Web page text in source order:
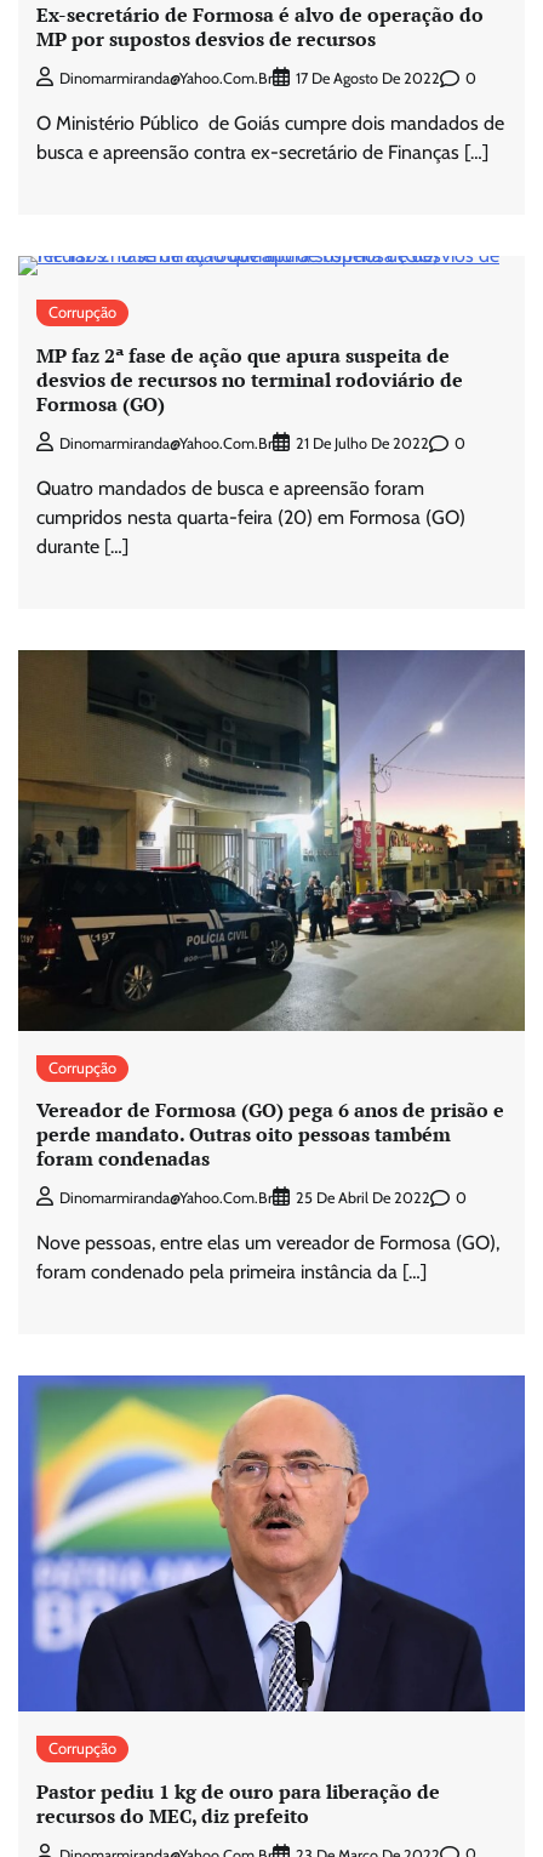
Ex-secretário de Formosa é alvo de operação do
MP por supostos desvios de recursos
Dinomarmiranda@yahoo.com.br 17 De Agosto De 2022 0
O Ministério Público de Goiás cumpre dois mandados de
busca e apreensão contra ex-secretário de Finanças […]
Corrupção
MP faz 2ª fase de ação que apura suspeita de
desvios de recursos no terminal rodoviário de
Formosa (GO)
Dinomarmiranda@yahoo.com.br 21 De Julho De 2022 0
Quatro mandados de busca e apreensão foram
cumpridos nesta quarta-feira (20) em Formosa (GO)
durante […]
Corrupção
Vereador de Formosa (GO) pega 6 anos de prisão e
perde mandato. Outras oito pessoas também
foram condenadas
Dinomarmiranda@yahoo.com.br 25 De Abril De 2022 0
Nove pessoas, entre elas um vereador de Formosa (GO),
foram condenado pela primeira instância da […]
Corrupção
Pastor pediu 1 kg de ouro para liberação de
recursos do MEC, diz prefeito